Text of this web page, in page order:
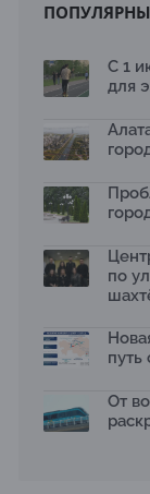
Новый
Бауыржана
17.07.2026
рободоставки
15.07.2026
2026
13.07.2026
темой новой
13.07.2026
Қазақстан»:
отходам
08.07.2026
Ко Дню
06.07.2026
С 1
для
по
путь
От